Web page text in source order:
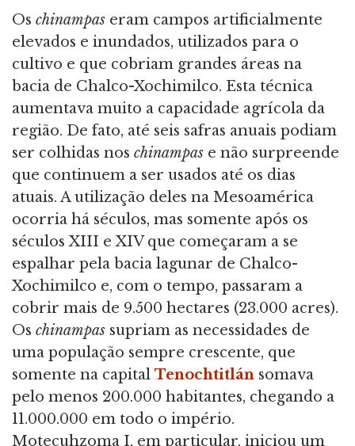
Os chinampas eram campos artificialmente
elevados e inundados, utilizados para o
cultivo e que cobriam grandes áreas na
bacia de Chalco-Xochimilco. Esta técnica
aumentava muito a capacidade agrícola da
região. De fato, até seis safras anuais podiam
ser colhidas nos chinampas e não surpreende
que continuem a ser usados até os dias
atuais. A utilização deles na Mesoamérica
ocorria há séculos, mas somente após os
séculos XIII e XIV que começaram a se
espalhar pela bacia lagunar de Chalco-
Xochimilco e, com o tempo, passaram a
cobrir mais de 9.500 hectares (23.000 acres).
Os chinampas supriam as necessidades de
uma população sempre crescente, que
somente na capital Tenochtitlán somava
pelo menos 200.000 habitantes, chegando a
11.000.000 em todo o império.
Motecuhzoma I, em particular, iniciou um